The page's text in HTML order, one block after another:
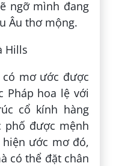
ngỡ mình đang
Âu thơ mộng.
Hills
có mơ ước được
Pháp hoa lệ với
cổ kính hàng
phố được mệnh
ước mơ đó,
có thể đặt chân